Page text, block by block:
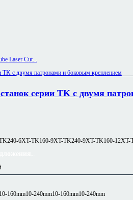
серии TK с двумя
6XT-TK160-9XT-TK240-9XT-TK160-12XT-
160mm10-240mm10-160mm10-240mm